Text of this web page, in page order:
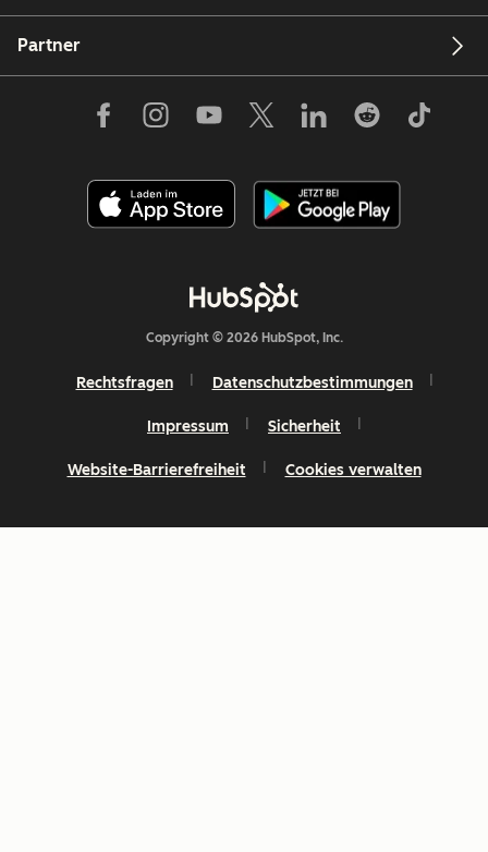
Partner
Copyright © 2026 HubSpot, Inc.
Rechtsfragen Datenschutzbestimmungen
Impressum Sicherheit
Website-Barrierefreiheit Cookies verwalten